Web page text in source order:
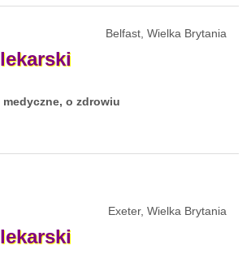
Belfast, Wielka Brytania
lekarski
medyczne, o zdrowiu
Exeter, Wielka Brytania
lekarski